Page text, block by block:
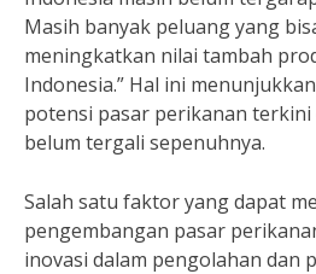
Masih banyak peluang yang
meningkatkan nilai tambah
Indonesia.” Hal ini
potensi pasar perikanan terkini
belum tergali sepenuhnya.
Salah satu faktor yang dapat
pengembangan pasar
inovasi dalam pengolahan dan